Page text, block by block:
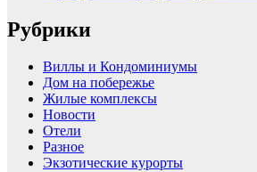
Рубрики
Виллы и Кондоминиумы
Дом на побережье
Жилые комплексы
Новости
Отели
Разное
Экзотические курорты